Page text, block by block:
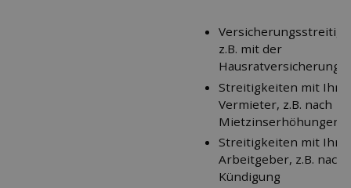
z.B. mit der
Hausratversicherung
Streitigkeiten mit
Vermieter, z.B. nach
Mietzinserhöhungen
Streitigkeiten mit
Arbeitgeber, z.B. nach
Kündigung